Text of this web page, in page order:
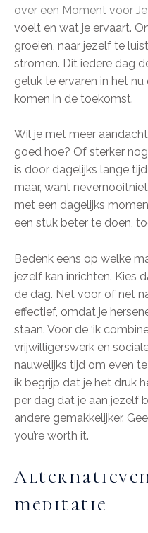
over een Moment voor
voelt en wat je ervaart.
groeien, naar jezelf te
stromen. Dit iedere dag
geluk te ervaren in het
komen in de toekomst.
Wil je met meer
goed hoe? Of sterker
is door dagelijks lange
maar, want
met een dagelijks
een stuk beter te doen,
Bedenk eens op welke
jezelf kan inrichten. Kies
de dag. Net voor of net
effectief, omdat je
staan. Voor de ‘ik
vrijwilligerswerk en
nauwelijks tijd om even
ik begrijp dat je het druk
per dag dat je aan jezelf
andere gemakkelijker.
you’re worth it.
meditatie